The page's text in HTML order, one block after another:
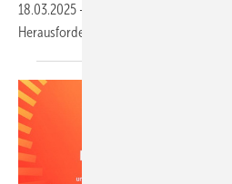
18.03.2025 -
Herausforderungen beim